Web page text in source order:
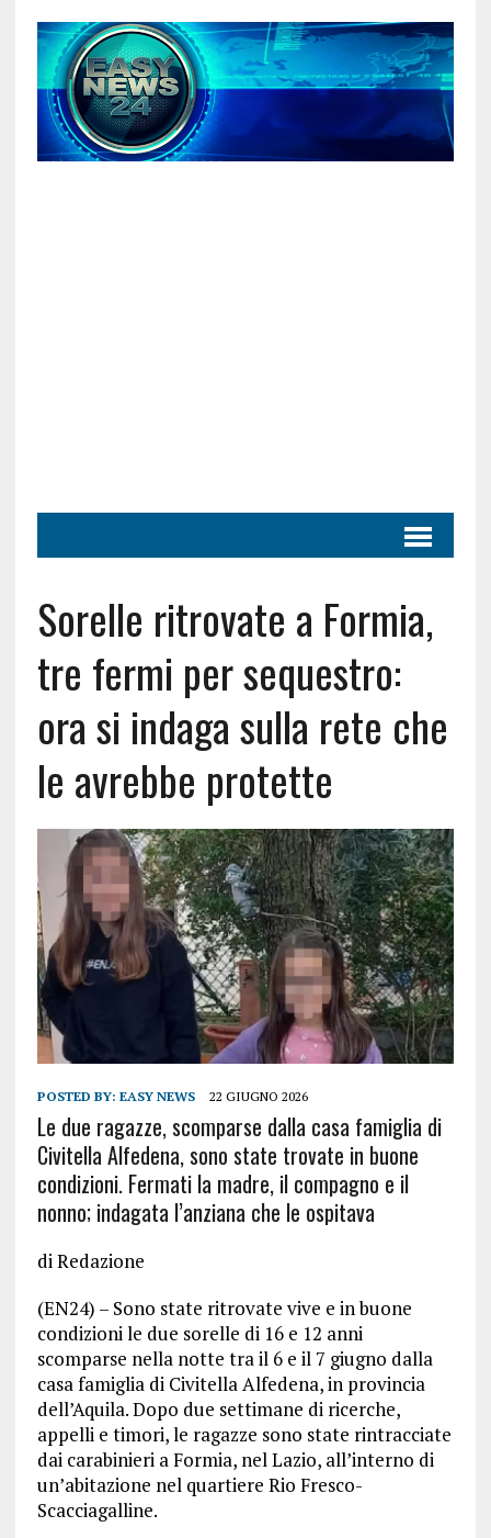
Sorelle ritrovate a Formia,
tre fermi per sequestro:
ora si indaga sulla rete che
le avrebbe protette
POSTED BY: EASY NEWS 22 GIUGNO 2026
Le due ragazze, scomparse dalla casa famiglia di
Civitella Alfedena, sono state trovate in buone
condizioni. Fermati la madre, il compagno e il
nonno; indagata l’anziana che le ospitava
di Redazione
(EN24) – Sono state ritrovate vive e in buone
condizioni le due sorelle di 16 e 12 anni
scomparse nella notte tra il 6 e il 7 giugno dalla
casa famiglia di Civitella Alfedena, in provincia
dell’Aquila. Dopo due settimane di ricerche,
appelli e timori, le ragazze sono state rintracciate
dai carabinieri a Formia, nel Lazio, all’interno di
un’abitazione nel quartiere Rio Fresco-
Scacciagalline.